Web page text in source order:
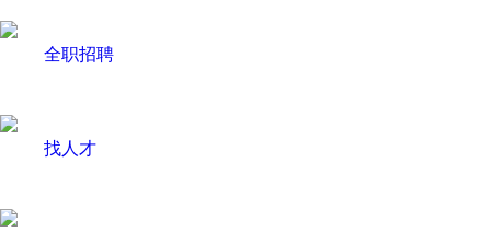
全职招聘
找人才